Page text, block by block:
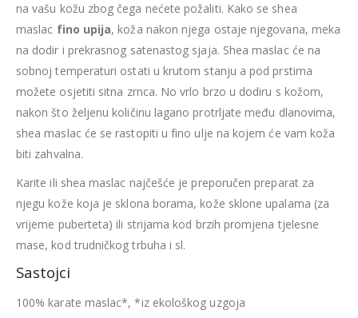
na vašu kožu zbog čega nećete požaliti. Kako se shea
maslac fino upija, koža nakon njega ostaje njegovana, meka
na dodir i prekrasnog satenastog sjaja. Shea maslac će na
sobnoj temperaturi ostati u krutom stanju a pod prstima
možete osjetiti sitna zrnca. No vrlo brzo u dodiru s kožom,
nakon što željenu količinu lagano protrljate među dlanovima,
shea maslac će se rastopiti u fino ulje na kojem će vam koža
biti zahvalna.
Karite ili shea maslac najčešće je preporučen preparat za
njegu kože koja je sklona borama, kože sklone upalama (za
vrijeme puberteta) ili strijama kod brzih promjena tjelesne
mase, kod trudničkog trbuha i sl.
Sastojci
100% karate maslac*, *iz ekološkog uzgoja